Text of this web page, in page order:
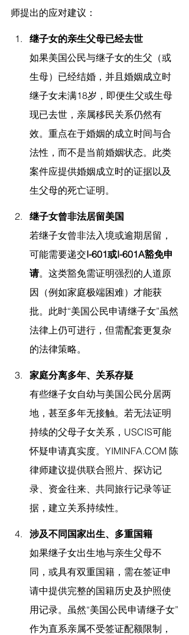
师提出的应对建议：
继子女的亲生父母已经去世
如果美国公民与继子女的生父（或
生母）已经结婚，并且婚姻成立时
继子女未满18岁，即便生父或生母
现已去世，亲属移民关系仍然有
效。重点在于婚姻的成立时间与合
法性，而不是当前婚姻状态。此类
案件应提供婚姻成立时的证据以及
生父母的死亡证明。
继子女曾非法居留美国
若继子女曾非法入境或逾期居留，
可能需要递交I-601或I-601A豁免申
请。这类豁免需证明强烈的人道原
因（例如家庭极端困难）才能获
批。此时“美国公民申请继子女”虽然
法律上仍可进行，但需配套更复杂
的法律策略。
家庭分离多年、关系存疑
有些继子女自幼与美国公民分居两
地，甚至多年无接触。若无法证明
持续的父母子女关系，USCIS可能
怀疑申请真实度。 YIMINFA.COM 陈
律师建议提供联合照片、探访记
录、资金往来、共同旅行记录等证
据，建立关系持续性。
涉及不同国家出生、多重国籍
如果继子女出生地与亲生父母不
同，或具有双重国籍，需在签证申
请中提供完整的国籍历史及护照使
用记录。虽然“美国公民申请继子女”
作为直系亲属不受签证配额限制，